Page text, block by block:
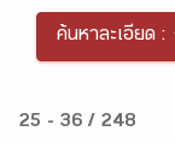
ค้นหาละเอียด :
25 - 36 / 248